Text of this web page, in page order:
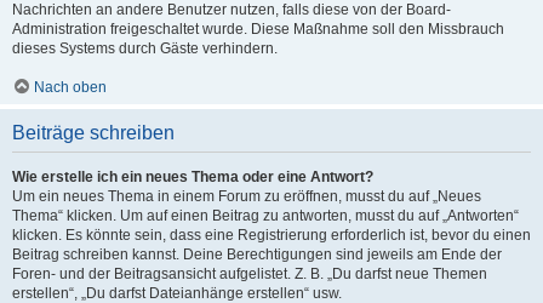
Nachrichten an andere Benutzer nutzen, falls diese von der Board-
Administration freigeschaltet wurde. Diese Maßnahme soll den Missbrauch
dieses Systems durch Gäste verhindern.
Nach oben
Beiträge schreiben
Wie erstelle ich ein neues Thema oder eine Antwort?
Um ein neues Thema in einem Forum zu eröffnen, musst du auf „Neues
Thema“ klicken. Um auf einen Beitrag zu antworten, musst du auf „Antworten“
klicken. Es könnte sein, dass eine Registrierung erforderlich ist, bevor du einen
Beitrag schreiben kannst. Deine Berechtigungen sind jeweils am Ende der
Foren- und der Beitragsansicht aufgelistet. Z. B. „Du darfst neue Themen
erstellen“, „Du darfst Dateianhänge erstellen“ usw.